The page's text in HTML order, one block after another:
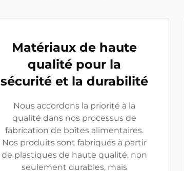
Matériaux de haute
qualité pour la
sécurité et la durabilité
Nous accordons la priorité à la
qualité dans nos processus de
fabrication de boîtes alimentaires.
Nos produits sont fabriqués à partir
de plastiques de haute qualité, non
seulement durables, mais